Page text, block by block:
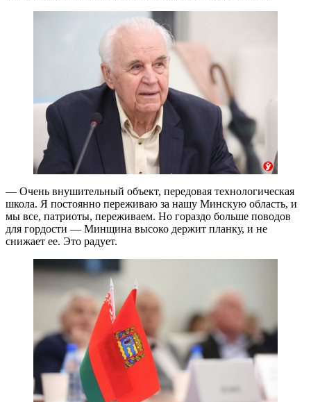
— Очень внушительный объект, передовая технологическая
школа. Я постоянно переживаю за нашу Минскую область, и
мы все, патриоты, переживаем. Но гораздо больше поводов
для гордости — Минщина высоко держит планку, и не
снижает ее. Это радует.